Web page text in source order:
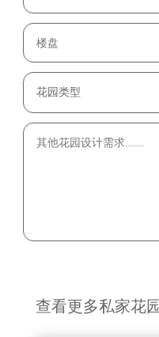
查看更多私家花